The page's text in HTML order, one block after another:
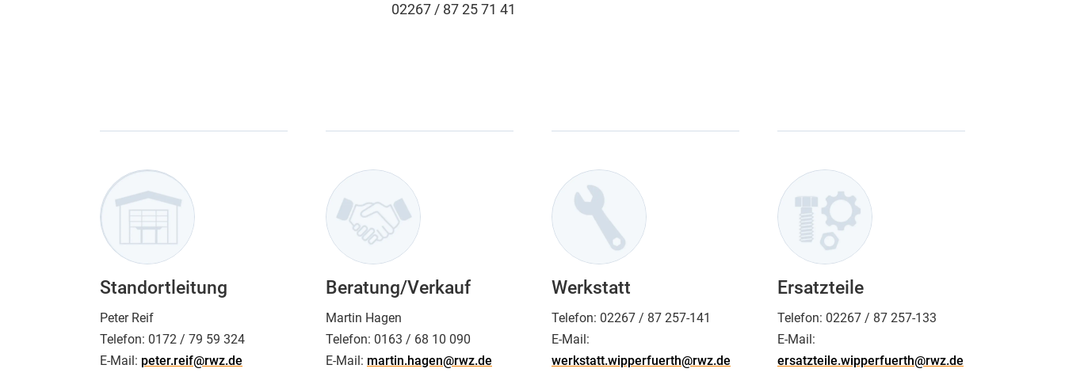
02267 / 87 25 71 41
Standortleitung
Peter Reif
Telefon: 0172 / 79 59 324
E-Mail: peter.reif@rwz.de
Beratung/Verkauf
Martin Hagen
Telefon: 0163 / 68 10 090
E-Mail: martin.hagen@rwz.de
Werkstatt
Telefon: 02267 / 87 257-141
E-Mail:
werkstatt.wipperfuerth@rwz.de
Ersatzteile
Telefon: 02267 / 87 257-133
E-Mail:
ersatzteile.wipperfuerth@rwz.de